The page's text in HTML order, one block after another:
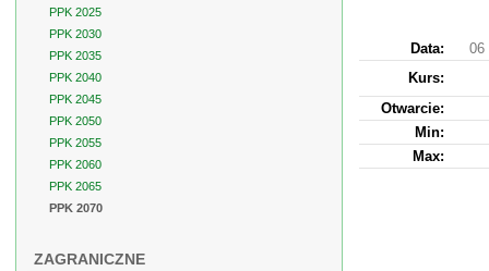
Data:
06
Kurs:
Otwarcie:
Min:
Max:
PPK 2025
PPK 2030
PPK 2035
PPK 2040
PPK 2045
PPK 2050
PPK 2055
PPK 2060
PPK 2065
PPK 2070
ZAGRANICZNE